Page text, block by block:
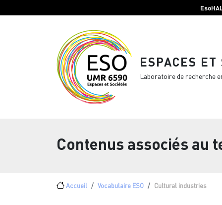
ESPACES ET
Laboratoire de recherche
Contenus associés au
Fil d'Ariane
Accueil Vocabulaire ESO Cultural industries